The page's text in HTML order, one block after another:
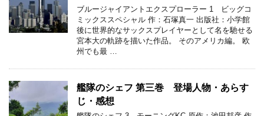
ブルージャイアントエクスプローラー 1 ビッグコ
ミックススペシャル 作：石塚真一 出版社：小学館
後に世界的なサックスプレイヤーとして名を馳せる
宮本大の軌跡を描いた作品。 そのアメリカ編。 欧
州でも最 …
艦隊のシェフ 第三巻 登場人物・あらす
じ・感想